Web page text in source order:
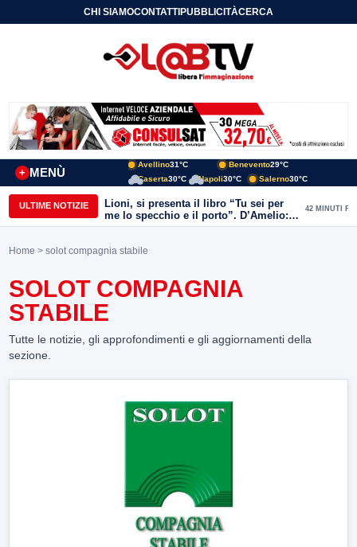
CHI SIAMOCONTATTIPUBBLICITÀCERCA
MENÙ
+
Avellino31°C Benevento29°C
Caserta30°C Napoli30°C Salerno30°C
ULTIME NOTIZIE
Lioni, si presenta il libro “Tu sei per
me lo specchio e il porto”. D’Amelio:
“Gettiamo un seme d’impegno futuro
42 MINUTI FA
Home > solot compagnia stabile
SOLOT COMPAGNIA
STABILE
Tutte le notizie, gli approfondimenti e gli aggiornamenti della
sezione.